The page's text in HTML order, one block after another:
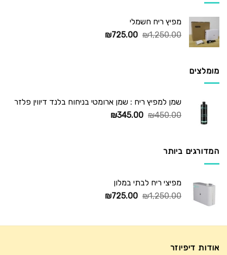
מפיץ ריח חשמלי
₪1,250.00
המחיר
₪725.00
המחיר
מומלצים
שמן למפיץ ריח : שמן ארומטי בניחוח בלנד דיווין פלזר
₪450.00
המחיר
₪345.00
המחיר
המדורגים ביותר
מפיצי ריח לבתי במלון
₪1,250.00
המחיר
₪1,250.00.
₪725.00
המחיר
₪725.00.
אודות דיפיוזר